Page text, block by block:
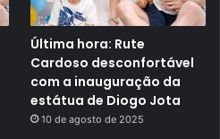
Última hora: Rute
Cardoso desconfortável
com a inauguração da
estátua de Diogo Jota
10 de agosto de 2025